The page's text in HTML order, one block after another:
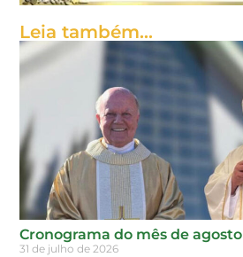
Leia também...
Cronograma do mês de agosto
31 de julho de 2026